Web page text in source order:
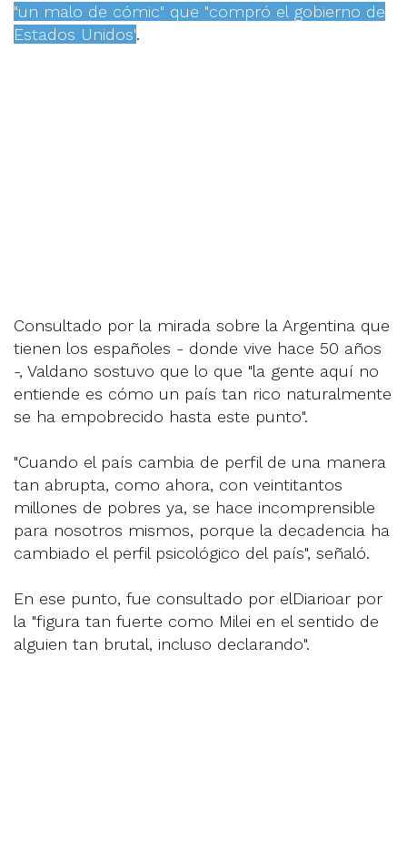
"un malo de cómic" que "compró el gobierno de
Estados Unidos".
Consultado por la mirada sobre la Argentina que
tienen los españoles - donde vive hace 50 años
-, Valdano sostuvo que lo que "la gente aquí no
entiende es cómo un país tan rico naturalmente
se ha empobrecido hasta este punto".
"Cuando el país cambia de perfil de una manera
tan abrupta, como ahora, con veintitantos
millones de pobres ya, se hace incomprensible
para nosotros mismos, porque la decadencia ha
cambiado el perfil psicológico del país", señaló.
En ese punto, fue consultado por elDiarioar por
la "figura tan fuerte como Milei en el sentido de
alguien tan brutal, incluso declarando".